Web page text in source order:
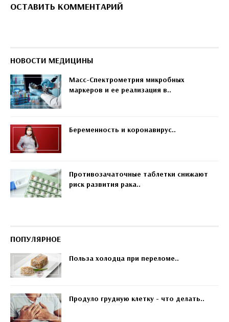
ОСТАВИТЬ КОММЕНТАРИЙ
НОВОСТИ МЕДИЦИНЫ
Масс-Спектрометрия микробных
маркеров и ее реализация в..
Беременность и коронавирус..
Противозачаточные таблетки снижают
риск развития рака..
ПОПУЛЯРНОЕ
Польза холодца при переломе..
Продуло грудную клетку - что делать..